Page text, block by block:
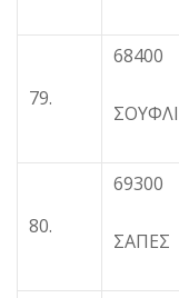
79.
68400
ΣΟΥΦΛΙ
80.
69300
ΣΑΠΕΣ